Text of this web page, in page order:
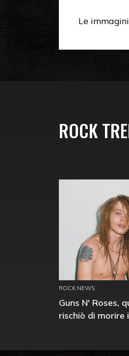
Le
ROCK
ROCK NEWS
Guns N' Roses,
rischiò di morire